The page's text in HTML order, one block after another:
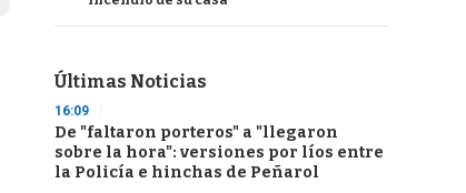
Últimas Noticias
16:09
De "faltaron porteros" a "llegaron
sobre la hora": versiones por líos entre
la Policía e hinchas de Peñarol